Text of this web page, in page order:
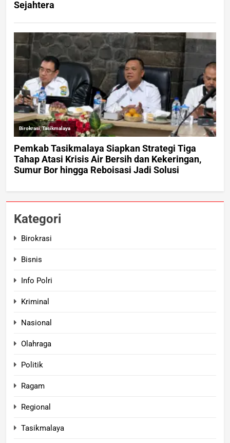
Kategori
Birokrasi
Bisnis
Info Polri
Kriminal
Nasional
Olahraga
Politik
Ragam
Regional
Tasikmalaya